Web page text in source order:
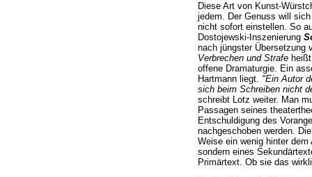
Diese Art von Kunst-
jedem. Der Genuss will
nicht sofort einstellen. So
Dostojewski-Inszenierung
nach jüngster Übersetzung
Verbrechen und Strafe
offene Dramaturgie. Ein
Hartmann liegt. "Ein Autor
sich beim Schreiben nicht
schreibt Lotz weiter. Man
Passagen seines
Entschuldigung des
nachgeschoben werden.
Weise ein wenig hinter
sondern eines
Primärtext. Ob sie das